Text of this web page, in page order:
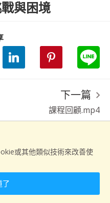
或其他類似技術來改善使
了
與困境
下一篇
課程回顧.mp4